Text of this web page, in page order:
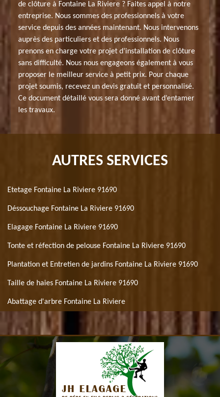
de clôture à Fontaine La Riviere ? Faites appel à notre
entreprise. Nous sommes des professionnels à votre
service depuis des années maintenant. Nous intervenons
auprès des particuliers et des professionnels. Nous
prenons en charge votre projet d’installation de clôture
sans difficulté. Nous nous engageons également à vous
proposer le meilleur service à petit prix. Pour chaque
projet soumis, recevez un devis gratuit et personnalisé.
Ce document détaillé vous sera donné avant d’entamer
les travaux.
AUTRES SERVICES
Etetage Fontaine La Riviere 91690
Déssouchage Fontaine La Riviere 91690
Elagage Fontaine La Riviere 91690
Tonte et réfection de pelouse Fontaine La Riviere 91690
Plantation et Entretien de jardins Fontaine La Riviere 91690
Taille de haies Fontaine La Riviere 91690
Abattage d'arbre Fontaine La Riviere